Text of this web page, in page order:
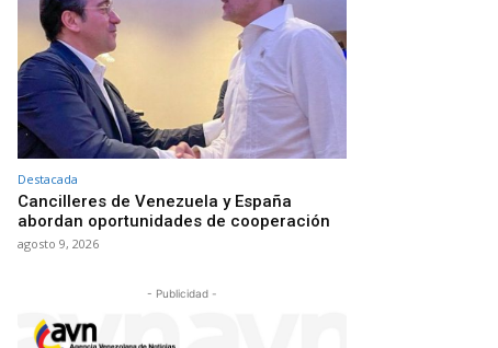
Destacada
Cancilleres de Venezuela y España
abordan oportunidades de cooperación
agosto 9, 2026
- Publicidad -